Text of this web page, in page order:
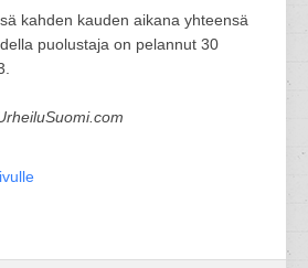
kahden kauden aikana yhteensä
puolustaja on pelannut 30